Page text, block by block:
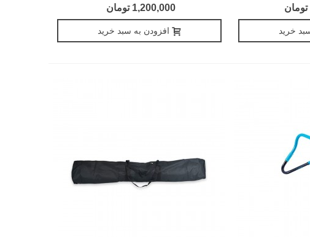
خرید
1,200,000 تومان
افزودن به سبد خرید